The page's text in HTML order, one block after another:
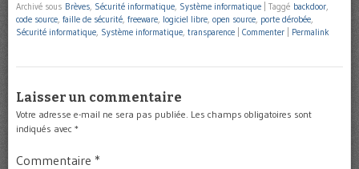
Archivé sous Brèves, Sécurité informatique, Système informatique Taggé backdoor,
code source, faille de sécurité, freeware, logiciel libre, open source, porte dérobée,
Sécurité informatique, Système informatique, transparence Commenter Permalink
Laisser un commentaire
Votre adresse e-mail ne sera pas publiée. Les champs obligatoires sont
indiqués avec *
Commentaire *